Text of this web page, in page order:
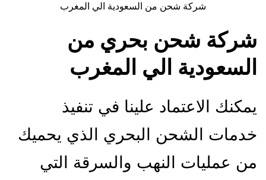
شركة شحن من السعودية الي المغرب
شركة شحن بحري من
السعودية الي المغرب
يمكنك الاعتماد علينا في تنفيذ
خدمات الشحن البحري الذي يحميك
من عمليات النهب والسرقة التي